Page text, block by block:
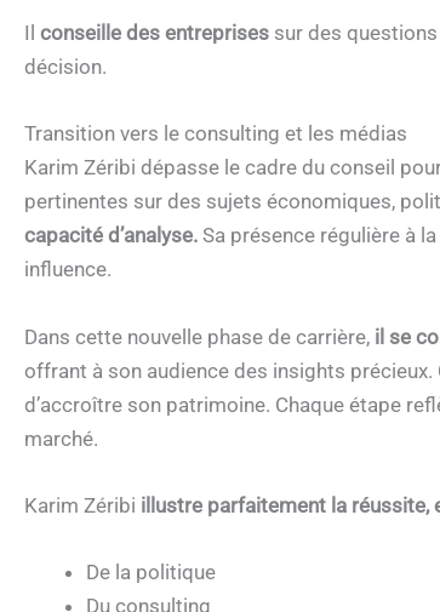
Il conseille des entreprises sur des
décision.
Transition vers le consulting et les médias
Karim Zéribi dépasse le cadre du conseil
pertinentes sur des sujets économiques,
capacité d’analyse. Sa présence régulière à
influence.
Dans cette nouvelle phase de carrière, il se
offrant à son audience des insights
d’accroître son patrimoine. Chaque étape
marché.
Karim Zéribi illustre parfaitement la réussite,
De la politique
Du consulting